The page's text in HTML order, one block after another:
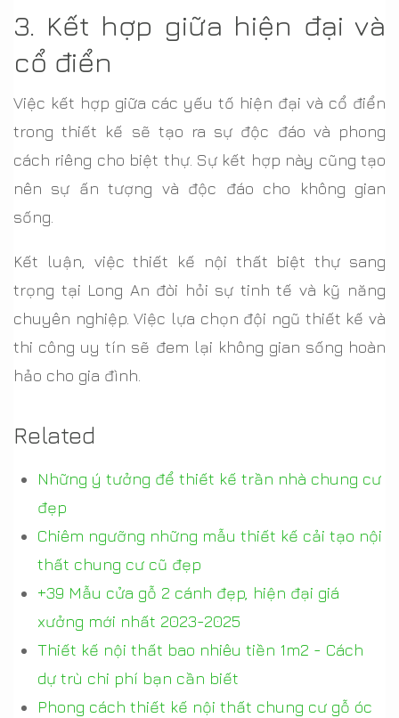
3. Kết hợp giữa hiện đại và
cổ điển
Việc kết hợp giữa các yếu tố hiện đại và cổ điển
trong thiết kế sẽ tạo ra sự độc đáo và phong
cách riêng cho biệt thự. Sự kết hợp này cũng tạo
nên sự ấn tượng và độc đáo cho không gian
sống.
Kết luận, việc thiết kế nội thất biệt thự sang
trọng tại Long An đòi hỏi sự tinh tế và kỹ năng
chuyên nghiệp. Việc lựa chọn đội ngũ thiết kế và
thi công uy tín sẽ đem lại không gian sống hoàn
hảo cho gia đình.
Related
Những ý tưởng để thiết kế trần nhà chung cư
đẹp
Chiêm ngưỡng những mẫu thiết kế cải tạo nội
thất chung cư cũ đẹp
+39 Mẫu cửa gỗ 2 cánh đẹp, hiện đại giá
xưởng mới nhất 2023-2025
Thiết kế nội thất bao nhiêu tiền 1m2 - Cách
dự trù chi phí bạn cần biết
Phong cách thiết kế nội thất chung cư gỗ óc